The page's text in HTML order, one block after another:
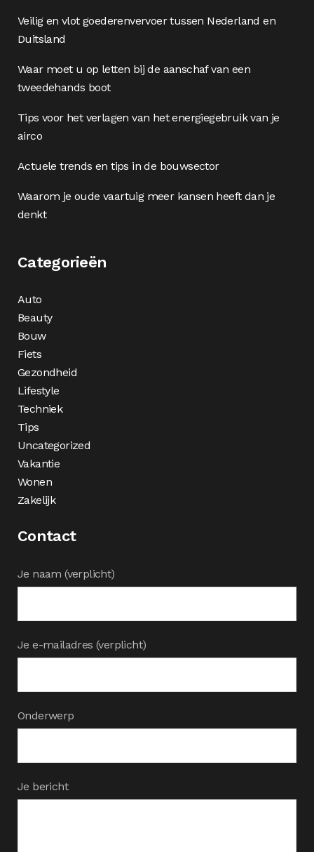
Veilig en vlot goederenvervoer tussen Nederland en
Duitsland
Waar moet u op letten bij de aanschaf van een
tweedehands boot
Tips voor het verlagen van het energiegebruik van je
airco
Actuele trends en tips in de bouwsector
Waarom je oude vaartuig meer kansen heeft dan je
denkt
Categorieën
Auto
Beauty
Bouw
Fiets
Gezondheid
Lifestyle
Techniek
Tips
Uncategorized
Vakantie
Wonen
Zakelijk
Contact
Je naam (verplicht)
Je e-mailadres (verplicht)
Onderwerp
Je bericht